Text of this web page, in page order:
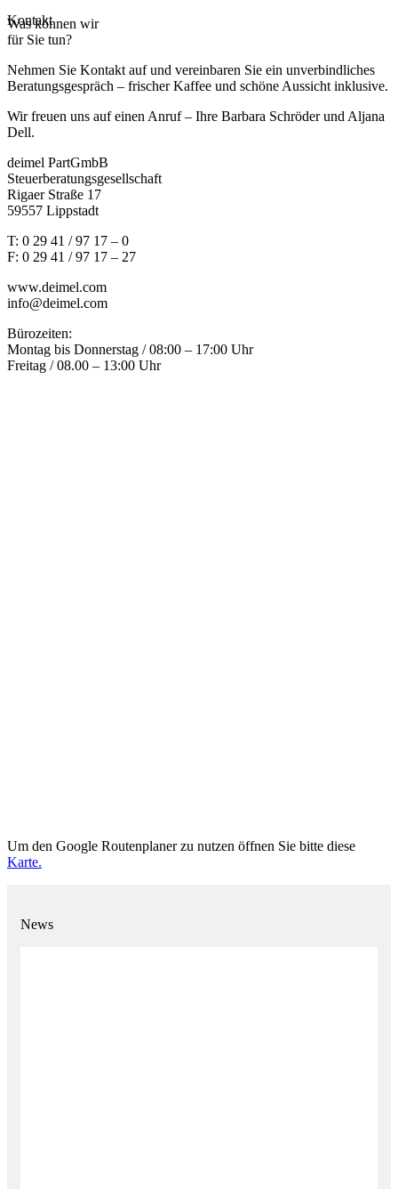
Kontakt
Was können wir
für Sie tun?
Nehmen Sie Kontakt auf und vereinbaren Sie ein unverbindliches
Beratungsgespräch – frischer Kaffee und schöne Aussicht inklusive.
Wir freuen uns auf einen Anruf – Ihre Barbara Schröder und Aljana
Dell.
deimel PartGmbB
Steuerberatungsgesellschaft
Rigaer Straße 17
59557 Lippstadt
T: 0 29 41 / 97 17 – 0
F: 0 29 41 / 97 17 – 27
www.deimel.com
info@deimel.com
Bürozeiten:
Montag bis Donnerstag / 08:00 – 17:00 Uhr
Freitag / 08.00 – 13:00 Uhr
Um den Google Routenplaner zu nutzen öffnen Sie bitte diese
Karte.
News